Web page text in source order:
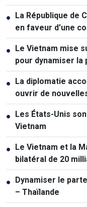
● La République de
en faveur d'une
● Le Vietnam mise
pour dynamiser
● La diplomatie
ouvrir de
● Les États-Unis
Vietnam
● Le Vietnam et la
bilatéral de 20
● Dynamiser le
– Thaïlande